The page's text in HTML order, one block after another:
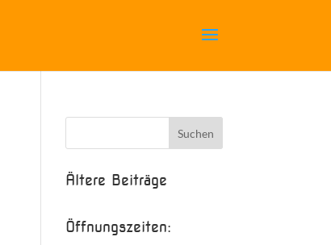
Ältere Beiträge
Öffnungszeiten: